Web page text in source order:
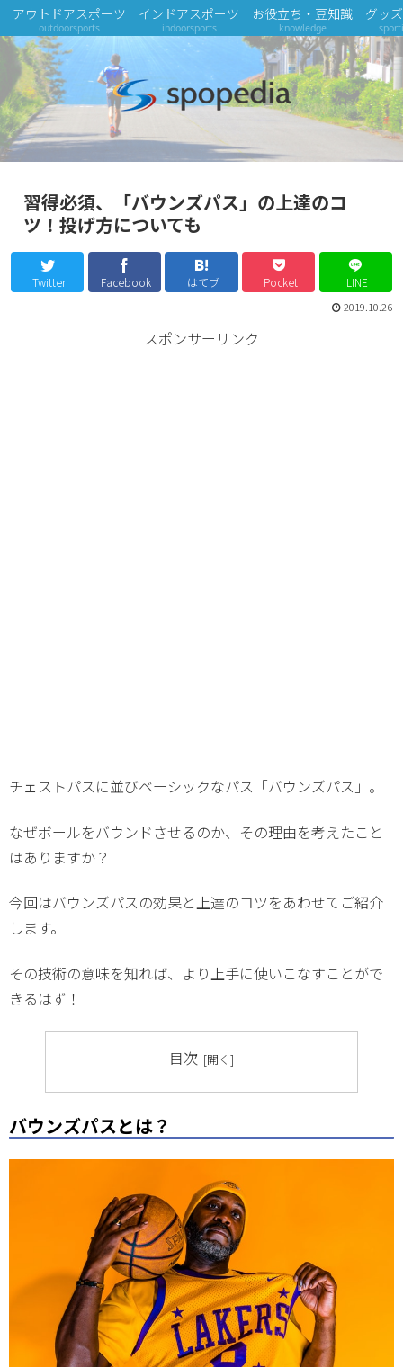
アウトドアスポーツ
outdoorsports
インドアスポーツ
indoorsports
お役立ち・豆知識
knowledge
グッ
習得必須、「バウンズパス」の上達のコ
ツ！投げ方についても
Twitter Facebook はてブ Pocket LINE
2019.10.26
スポンサーリンク
チェストパスに並びベーシックなパス「バウンズパス」。
なぜボールをバウンドさせるのか、その理由を考えたこと
はありますか？
今回はバウンズパスの効果と上達のコツをあわせてご紹介
します。
その技術の意味を知れば、より上手に使いこなすことがで
きるはず！
目次
バウンズパスとは？